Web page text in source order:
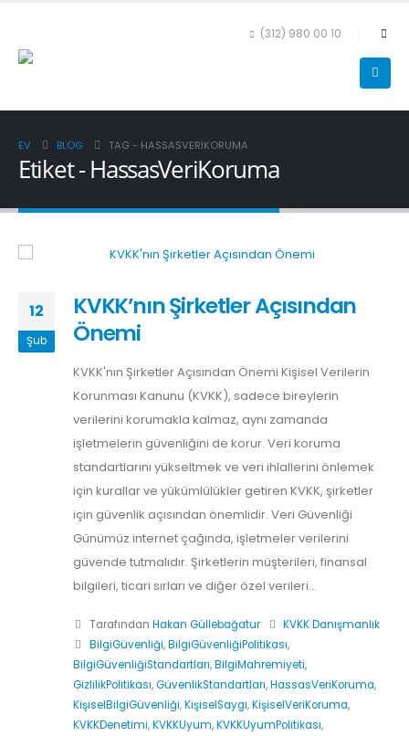
(312) 980 00 10
EV BLOG TAG - HASSASVERIKORUMA
Etiket - HassasVeriKoruma
12
Şub
KVKK’nın Şirketler Açısından
Önemi
KVKK'nın Şirketler Açısından Önemi Kişisel Verilerin
Korunması Kanunu (KVKK), sadece bireylerin
verilerini korumakla kalmaz, aynı zamanda
işletmelerin güvenliğini de korur. Veri koruma
standartlarını yükseltmek ve veri ihlallerini önlemek
için kurallar ve yükümlülükler getiren KVKK, şirketler
için güvenlik açısından önemlidir. Veri Güvenliği
Günümüz internet çağında, işletmeler verilerini
güvende tutmalıdır. Şirketlerin müşterileri, finansal
bilgileri, ticari sırları ve diğer özel verileri...
Tarafından Hakan Güllebağatur
KVKK Danışmanlık
BilgiGüvenliği,BilgiGüvenliğiPolitikası,
BilgiGüvenliğiStandartları,BilgiMahremiyeti,
GizlilikPolitikası,GüvenlikStandartları,HassasVeriKoruma,
KişiselBilgiGüvenliği,KişiselSaygı,KişiselVeriKoruma,
KVKKDenetimi,KVKKUyum,KVKKUyumPolitikası,